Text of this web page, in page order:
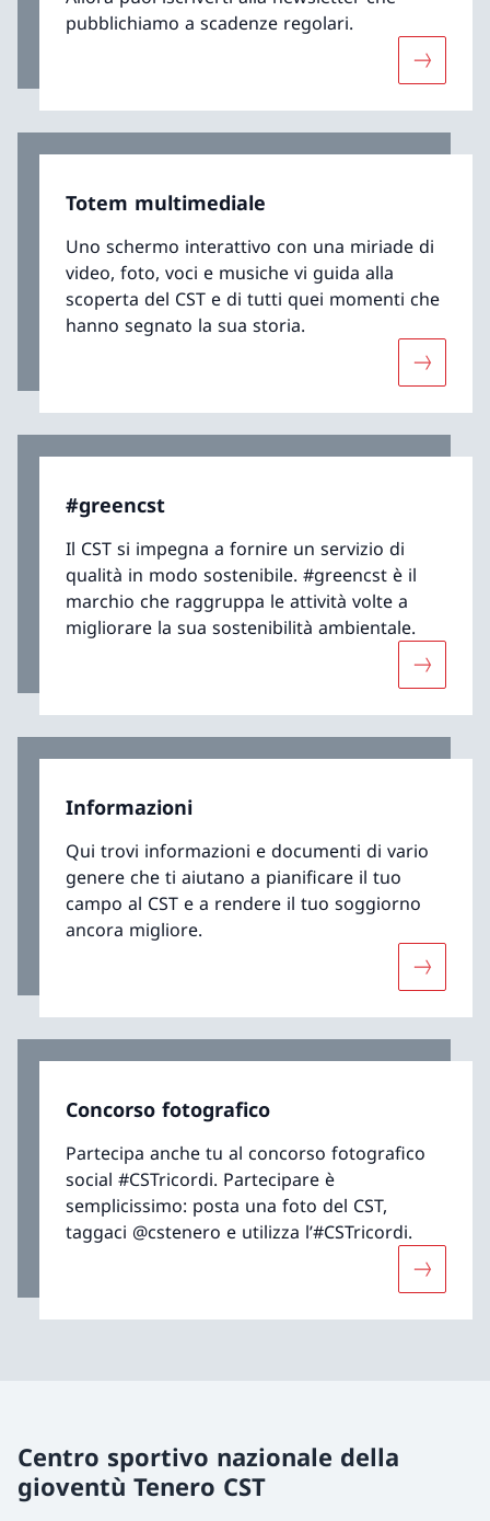
pubblichiamo a scadenze regolari.
Totem multimediale
Uno schermo interattivo con una miriade di
video, foto, voci e musiche vi guida alla
scoperta del CST e di tutti quei momenti che
hanno segnato la sua storia.
#greencst
Il CST si impegna a fornire un servizio di
qualità in modo sostenibile. #greencst è il
marchio che raggruppa le attività volte a
migliorare la sua sostenibilità ambientale.
Informazioni
Qui trovi informazioni e documenti di vario
genere che ti aiutano a pianificare il tuo
campo al CST e a rendere il tuo soggiorno
ancora migliore.
Concorso fotografico
Partecipa anche tu al concorso fotografico
social #CSTricordi. Partecipare è
semplicissimo: posta una foto del CST,
taggaci @cstenero e utilizza l’#CSTricordi.
Centro sportivo nazionale della
gioventù Tenero CST